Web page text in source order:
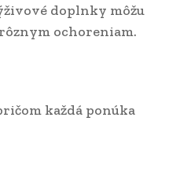
doplnky môžu
ochoreniam.
každá ponúka